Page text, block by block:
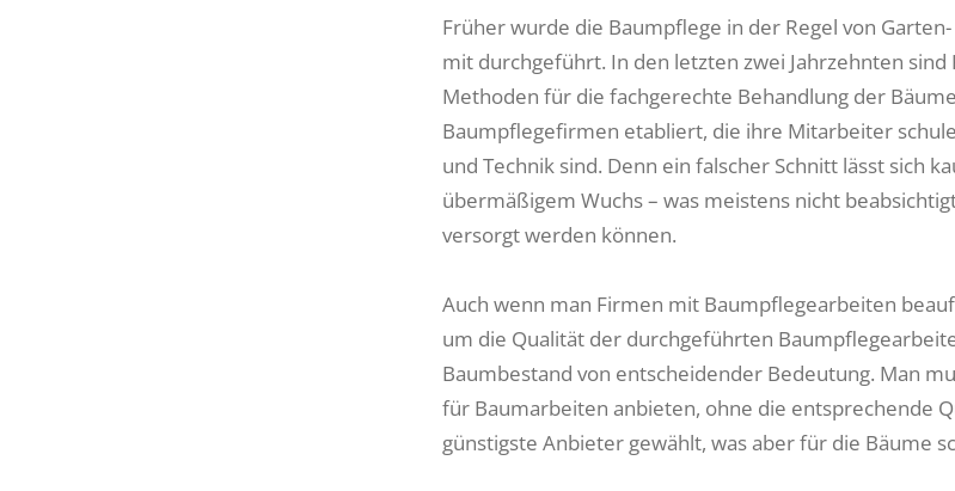
Früher wurde die Baumpflege in der Regel von
mit durchgeführt. In den letzten zwei Jahrzehnten
Methoden für die fachgerechte Behandlung der
Baumpflegefirmen etabliert, die ihre Mitarbeiter
und Technik sind. Denn ein falscher Schnitt lässt sich
übermäßigem Wuchs – was meistens nicht
versorgt werden können.
Auch wenn man Firmen mit Baumpflegearbeiten
um die Qualität der durchgeführten
Baumbestand von entscheidender Bedeutung. Man
für Baumarbeiten anbieten, ohne die entsprechende
günstigste Anbieter gewählt, was aber für die Bäume